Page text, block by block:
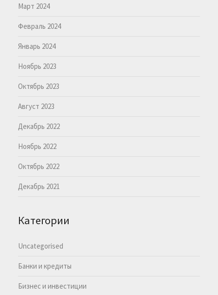
Март 2024
Февраль 2024
Январь 2024
Ноябрь 2023
Октябрь 2023
Август 2023
Декабрь 2022
Ноябрь 2022
Октябрь 2022
Декабрь 2021
Категории
Uncategorised
Банки и кредиты
Бизнес и инвестиции